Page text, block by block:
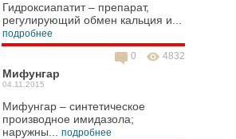
Гидроксиапатит – препарат,
регулирующий обмен кальция и...
подробнее
4832
0
Мифунгар
04.11.2015
Мифунгар – синтетическое
производное имидазола;
наружны... подробнее